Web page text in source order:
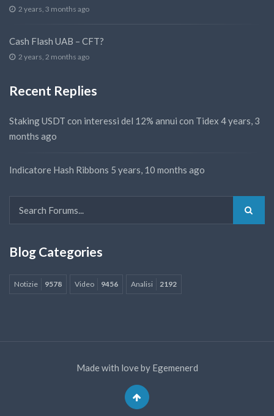
2 years, 3 months ago
Cash Flash UAB – CFT?
2 years, 2 months ago
Recent Replies
Staking USDT con interessi del 12% annui con Tidex 4 years, 3
months ago
Indicatore Hash Ribbons 5 years, 10 months ago
Blog Categories
Notizie 9578 Video 9456 Analisi 2192
Made with love by Egemenerd